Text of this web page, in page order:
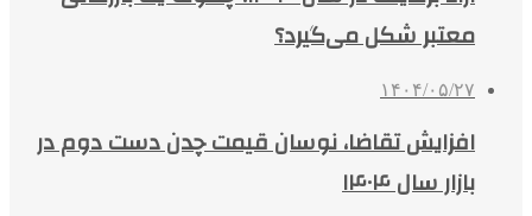
معتبر شکل می‌گیرد؟
۱۴۰۴/۰۵/۲۷
افزایش تقاضا، نوسان قیمت چدن دست دوم در
بازار سال ۱۴۰۴